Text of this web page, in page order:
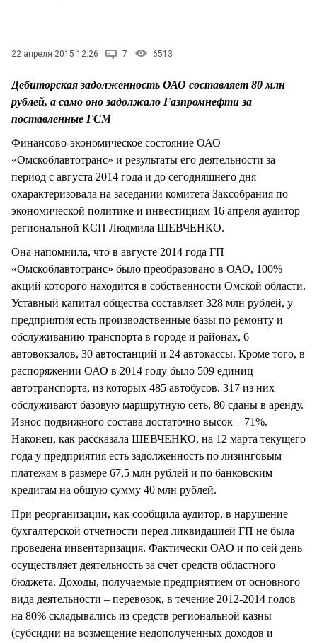
22 апреля 2015 12:26 7 6513
Дебиторская задолженность ОАО составляет 80 млн
рублей, а само оно задолжало Газпромнефти за
поставленные ГСМ
Финансово-экономическое состояние ОАО
«Омскоблавтотранс» и результаты его деятельности за
период с августа 2014 года и до сегодняшнего дня
охарактеризовала на заседании комитета Заксобрания по
экономической политике и инвестициям 16 апреля аудитор
региональной КСП Людмила ШЕВЧЕНКО.
Она напомнила, что в августе 2014 года ГП
«Омскоблавтотранс» было преобразовано в ОАО, 100%
акций которого находится в собственности Омской области.
Уставный капитал общества составляет 328 млн рублей, у
предприятия есть производственные базы по ремонту и
обслуживанию транспорта в городе и районах, 6
автовокзалов, 30 автостанций и 24 автокассы. Кроме того, в
распоряжении ОАО в 2014 году было 509 единиц
автотранспорта, из которых 485 автобусов. 317 из них
обслуживают базовую маршрутную сеть, 80 сданы в аренду.
Износ подвижного состава достаточно высок – 71%.
Наконец, как рассказала ШЕВЧЕНКО, на 12 марта текущего
года у предприятия есть задолженность по лизинговым
платежам в размере 67,5 млн рублей и по банковским
кредитам на общую сумму 40 млн рублей.
При реорганизации, как сообщила аудитор, в нарушение
бухгалтерской отчетности перед ликвидацией ГП не была
проведена инвентаризация. Фактически ОАО и по сей день
осуществляет деятельность за счет средств областного
бюджета. Доходы, получаемые предприятием от основного
вида деятельности – перевозок, в течение 2012-2014 годов
на 80% складывались из средств региональной казны
(субсидии на возмещение недополученных доходов и